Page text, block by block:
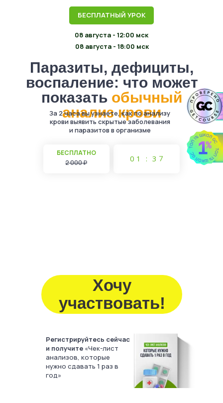
Паразиты, дефициты,
воспаление: что может
показать обычный
анализ крови
За 2 часа вы узнаете, как по анализу
крови выявить скрытые заболевания
и паразитов в организме
БЕСПЛАТНО
2 000 ₽
Регистрируйтесь сейчас
и получите «Чек-лист
анализов, которые
нужно сдавать 1 раз в
год»
0 1 : 3 7
БЕСПЛАТНЫЙ УРОК
08 августа - 12:00 мск
Хочу
участвовать!
08 августа - 18:00 мск